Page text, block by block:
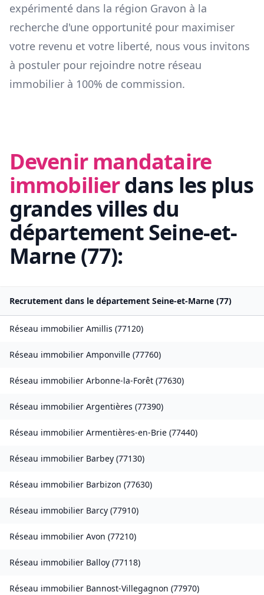
expérimenté dans la région Gravon à la
recherche d'une opportunité pour maximiser
votre revenu et votre liberté, nous vous invitons
à postuler pour rejoindre notre réseau
immobilier à 100% de commission.
Devenir mandataire
immobilierdans les plus
grandes villes du
départementSeine-et-
Marne (77):
Recrutement dans le département Seine-et-Marne (77)
Réseau immobilier Amillis (77120)
Réseau immobilier Amponville (77760)
Réseau immobilier Arbonne-la-Forêt (77630)
Réseau immobilier Argentières (77390)
Réseau immobilier Armentières-en-Brie (77440)
Réseau immobilier Barbey (77130)
Réseau immobilier Barbizon (77630)
Réseau immobilier Barcy (77910)
Réseau immobilier Avon (77210)
Réseau immobilier Balloy (77118)
Réseau immobilier Bannost-Villegagnon (77970)